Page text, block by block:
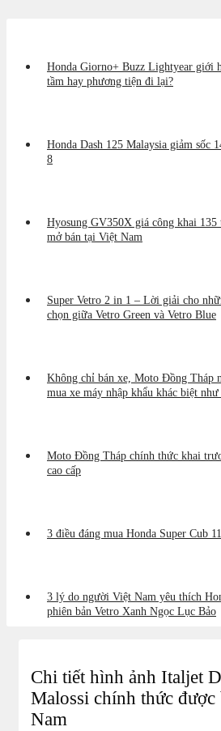
Honda Giorno+ Buzz Lightyear giới
tầm hay phương tiện đi lại?
Honda Dash 125 Malaysia giảm sốc
8
Hyosung GV350X giá công khai
mở bán tại Việt Nam
Super Vetro 2 in 1 – Lời giải cho
chọn giữa Vetro Green và Vetro Blue
Không chỉ bán xe, Moto Đồng Tháp
mua xe máy nhập khẩu khác biệt như
Moto Đồng Tháp chính thức khai
cao cấp
3 điều đáng mua Honda Super Cub
3 lý do người Việt Nam yêu thích
phiên bản Vetro Xanh Ngọc Lục Bảo
Chi tiết hình ảnh Italjet
Malossi chính thức được
Nam